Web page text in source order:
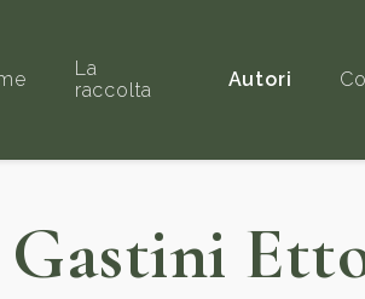
La
raccolta
Autori
Gastini